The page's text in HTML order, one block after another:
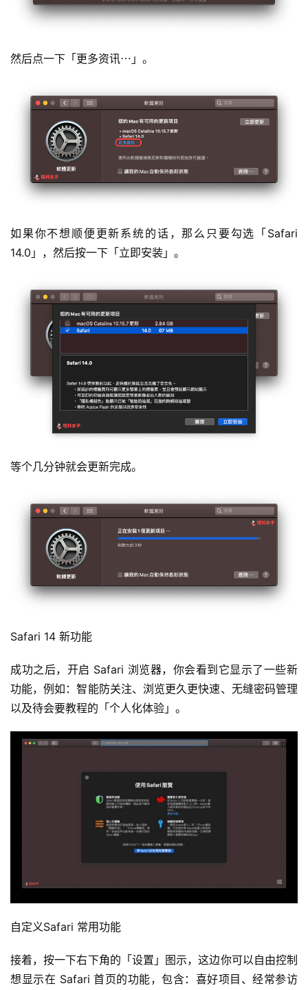
然后点一下「更多资讯⋯」。
如果你不想顺便更新系统的话，那么只要勾选「Safari
14.0」，然后按一下「立即安装」。
等个几分钟就会更新完成。
Safari 14 新功能
成功之后，开启 Safari 浏览器，你会看到它显示了一些新
功能，例如：智能防关注、浏览更久更快速、无缝密码管理
以及待会要教程的「个人化体验」。
自定义Safari 常用功能
接着，按一下右下角的「设置」图示，这边你可以自由控制
想显示在 Safari 首页的功能，包含：喜好项目、经常参访